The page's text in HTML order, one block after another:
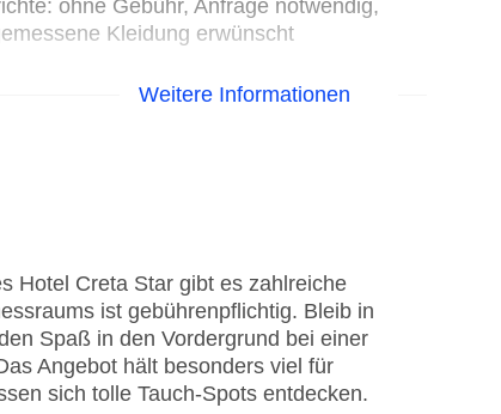
ohne Gebühr, Anfrage notwendig,
Kleidung erwünscht
bei All Inclusive inklusive
Weitere Informationen
Hotel Creta Star gibt es zahlreiche
ist gebührenpflichtig. Bleib in
Spaß in den Vordergrund bei einer
Angebot hält besonders viel für
sich tolle Tauch-Spots entdecken.